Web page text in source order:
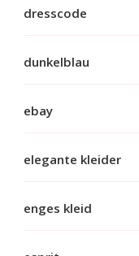
dresscode
dunkelblau
ebay
elegante kleider
enges kleid